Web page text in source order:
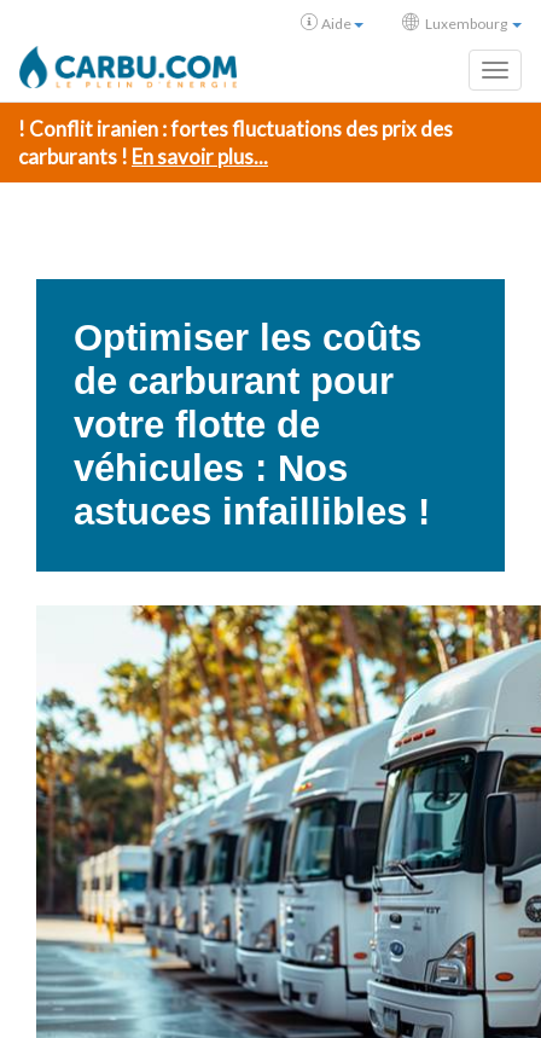
Aide Luxembourg
! Conflit iranien : fortes fluctuations des prix des
carburants ! En savoir plus...
Optimiser les coûts
de carburant pour
votre flotte de
véhicules : Nos
astuces infaillibles !